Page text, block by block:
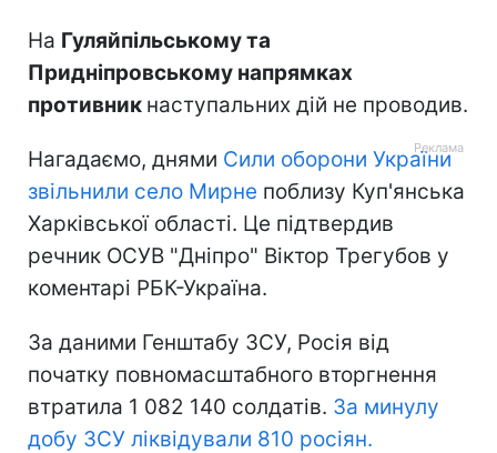
На Гуляйпільському та
Придніпровському напрямках
противник наступальних дій не проводив.
Нагадаємо, днями Сили оборони України
звільнили село Мирне поблизу Куп'янська
Харківської області. Це підтвердив
речник ОСУВ "Дніпро" Віктор Трегубов у
коментарі РБК-Україна.
За даними Генштабу ЗСУ, Росія від
початку повномасштабного вторгнення
втратила 1 082 140 солдатів. За минулу
добу ЗСУ ліквідували 810 росіян.